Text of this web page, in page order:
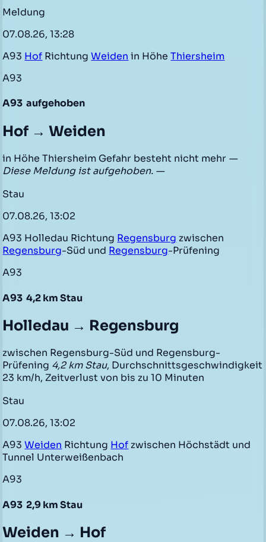
Meldung
07.08.26, 13:28
A93 Hof RichtungWeiden in HöheThiersheim
A93
A93 aufgehoben
Hof → Weiden
in Höhe Thiersheim Gefahr besteht nicht mehr —
Diese Meldung ist aufgehoben. —
Stau
07.08.26, 13:02
A93 Holledau Richtung Regensburg zwischen
Regensburg-Süd und Regensburg-Prüfening
A93
A93 4,2 km Stau
Holledau → Regensburg
zwischen Regensburg-Süd und Regensburg-
Prüfening 4,2 km Stau, Durchschnittsgeschwindigkeit
23 km/h, Zeitverlust von bis zu 10 Minuten
Stau
07.08.26, 13:02
A93Weiden Richtung Hof zwischen Höchstädt und
Tunnel Unterweißenbach
A93
A93 2,9 km Stau
Weiden → Hof